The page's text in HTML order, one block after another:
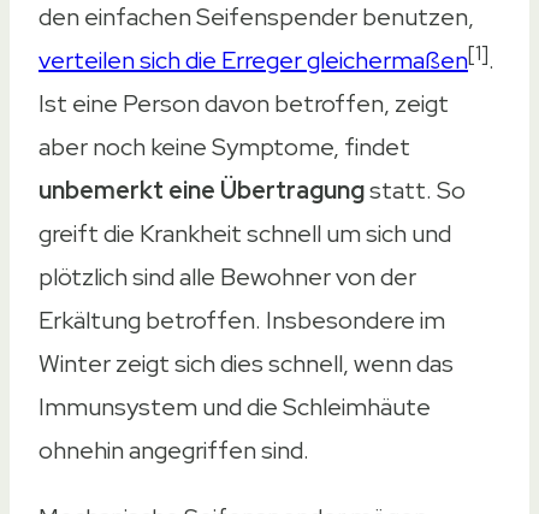
Josnown Automatischer Seifenspender
LaoPao Automatischer Seifenspender
Typ
Typ
Elektrischer Seifenspender
Elektrischer Seifenspender
Elektrischer Seifenspender
Elektrischer Seifenspender
Elektrischer Seifenspender
Füllmenge
den einfachen Seifenspender benutzen,
verteilen sich die Erreger gleichermaßen[1].
Ist eine Person davon betroffen, zeigt
aber noch keine Symptome, findet
unbemerkt eine Übertragungstatt. So
greift die Krankheit schnell um sich und
plötzlich sind alle Bewohner von der
Erkältung betroffen. Insbesondere im
Winter zeigt sich dies schnell, wenn das
Immunsystem und die Schleimhäute
ohnehin angegriffen sind.